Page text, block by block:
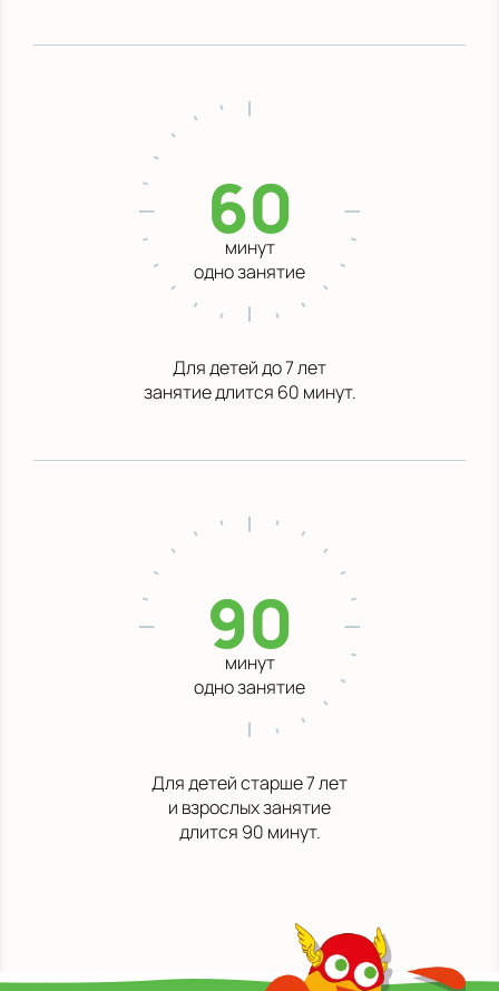
60
минут
одно занятие
Для детей до 7 лет
занятие длится 60 минут.
90
минут
одно занятие
Для детей старше 7 лет
и взрослых занятие
длится 90 минут.